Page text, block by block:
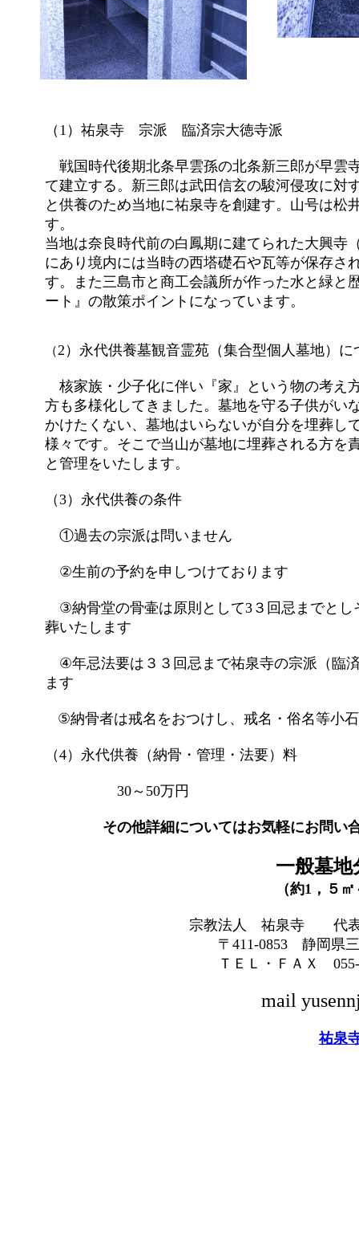
（1）祐泉寺 宗派 臨済宗大徳寺派
戦国時代後期北条早雲孫の北条新三郎が早雲
て建立する。新三郎は武田信玄の駿河侵攻に対
と供養のため当地に祐泉寺を創建す。山号は松
す。
当地は奈良時代前の白鳳期に建てられた大興寺
にあり境内には当時の西塔礎石や瓦等が保存さ
す。また三島市と商工会議所が作った水と緑と
ート』の散策ポイントになっています。
（2）永代供養墓観音霊苑（集合型個人墓地）に
核家族・少子化に伴い『家』という物の考え
方も多様化してきました。墓地を守る子供がい
かけたくない、墓地はいらないが自分を埋葬し
様々です。そこで当山が墓地に埋葬される方を
と管理をいたします。
（3）永代供養の条件
①過去の宗派は問いません
②生前の予約を申しつけております
③納骨堂の骨壷は原則として3３回忌までとし
葬いたします
④年忌法要は３３回忌まで祐泉寺の宗派（臨
ます
⑤納骨者は戒名をおつけし、戒名・俗名等小
（4）永代供養（納骨・管理・法要）料
30～50万円
その他詳細についてはお気軽にお問い
一般墓地分譲し
（約1，５㎡～２，５
宗教法人 祐泉寺 代表役員
〒411-0853 静岡県三島市大
ＴＥＬ・ＦＡＸ 055-
mail
祐泉